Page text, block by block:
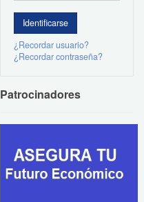
¿Recordar usuario?
¿Recordar contraseña?
Patrocinadores